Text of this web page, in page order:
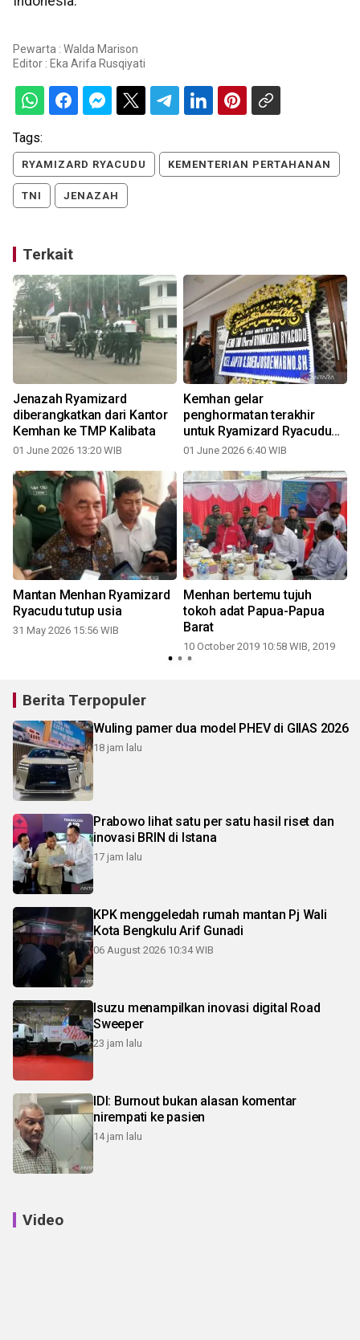
Pewarta : Walda Marison
Editor : Eka Arifa Rusqiyati
Tags:
RYAMIZARD RYACUDU KEMENTERIAN PERTAHANAN
TNI JENAZAH
Terkait
Jenazah Ryamizard
diberangkatkan dari Kantor
Kemhan ke TMP Kalibata
01 June 2026 13:20 WIB
Kemhan gelar
penghormatan terakhir
untuk Ryamizard Ryacudu
pagi ini
01 June 2026 6:40 WIB
Mantan Menhan Ryamizard
Ryacudu tutup usia
31 May 2026 15:56 WIB
Menhan bertemu tujuh
tokoh adat Papua-Papua
Barat
10 October 2019 10:58 WIB, 2019
Berita Terpopuler
Wuling pamer dua model PHEV di GIIAS 2026
18 jam lalu
Prabowo lihat satu per satu hasil riset dan
inovasi BRIN di Istana
17 jam lalu
KPK menggeledah rumah mantan Pj Wali
Kota Bengkulu Arif Gunadi
06 August 2026 10:34 WIB
Isuzu menampilkan inovasi digital Road
Sweeper
23 jam lalu
IDI: Burnout bukan alasan komentar
nirempati ke pasien
14 jam lalu
Video